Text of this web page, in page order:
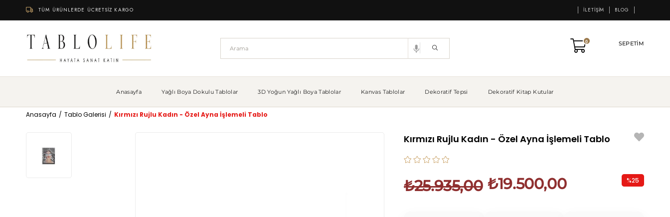
TÜM ÜRÜNLERDE ÜCRETSİZ KARGO İLETIŞIM BLOG
SEPETIM
0
Anasayfa Yağlı Boya Dokulu Tablolar 3D Yoğun Yağlı Boya Tablolar Kanvas Tablolar Dekoratif Tepsi Dekoratif Kitap Kutular
Anasayfa Tablo Galerisi Kırmızı Rujlu Kadın - Özel Ayna İşlemeli Tablo
Kırmızı Rujlu Kadın - Özel Ayna İşlemeli Tablo
₺25.935,00 ₺19.500,00 %25